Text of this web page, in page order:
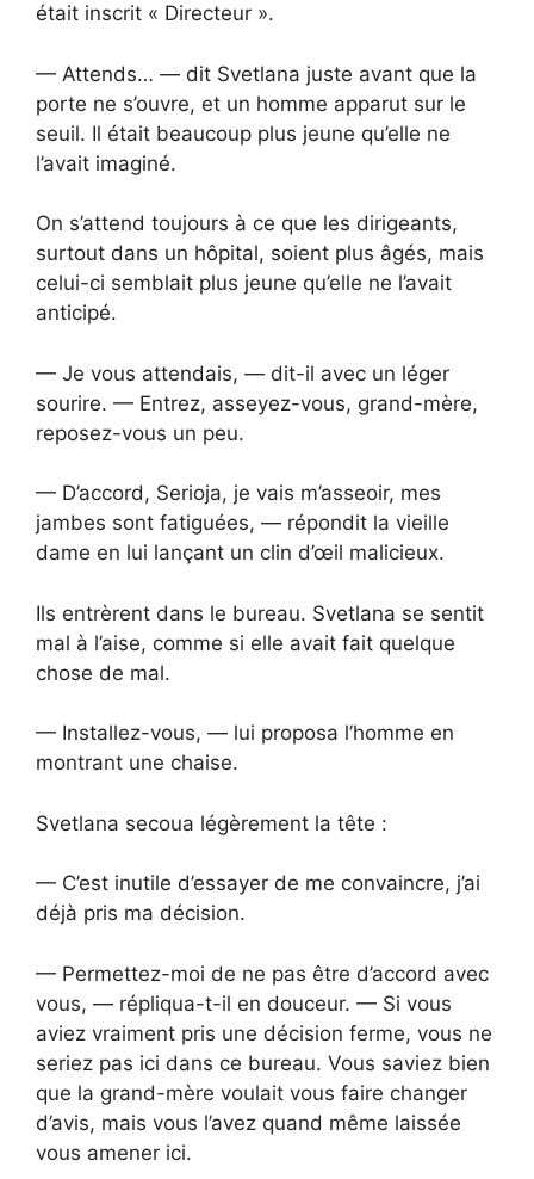
était inscrit « Directeur ».
— Attends… — dit Svetlana juste avant que la
porte ne s’ouvre, et un homme apparut sur le
seuil. Il était beaucoup plus jeune qu’elle ne
l’avait imaginé.
On s’attend toujours à ce que les dirigeants,
surtout dans un hôpital, soient plus âgés, mais
celui-ci semblait plus jeune qu’elle ne l’avait
anticipé.
— Je vous attendais, — dit-il avec un léger
sourire. — Entrez, asseyez-vous, grand-mère,
reposez-vous un peu.
— D’accord, Serioja, je vais m’asseoir, mes
jambes sont fatiguées, — répondit la vieille
dame en lui lançant un clin d’œil malicieux.
Ils entrèrent dans le bureau. Svetlana se sentit
mal à l’aise, comme si elle avait fait quelque
chose de mal.
— Installez-vous, — lui proposa l’homme en
montrant une chaise.
Svetlana secoua légèrement la tête :
— C’est inutile d’essayer de me convaincre, j’ai
déjà pris ma décision.
— Permettez-moi de ne pas être d’accord avec
vous, — répliqua-t-il en douceur. — Si vous
aviez vraiment pris une décision ferme, vous ne
seriez pas ici dans ce bureau. Vous saviez bien
que la grand-mère voulait vous faire changer
d’avis, mais vous l’avez quand même laissée
vous amener ici.